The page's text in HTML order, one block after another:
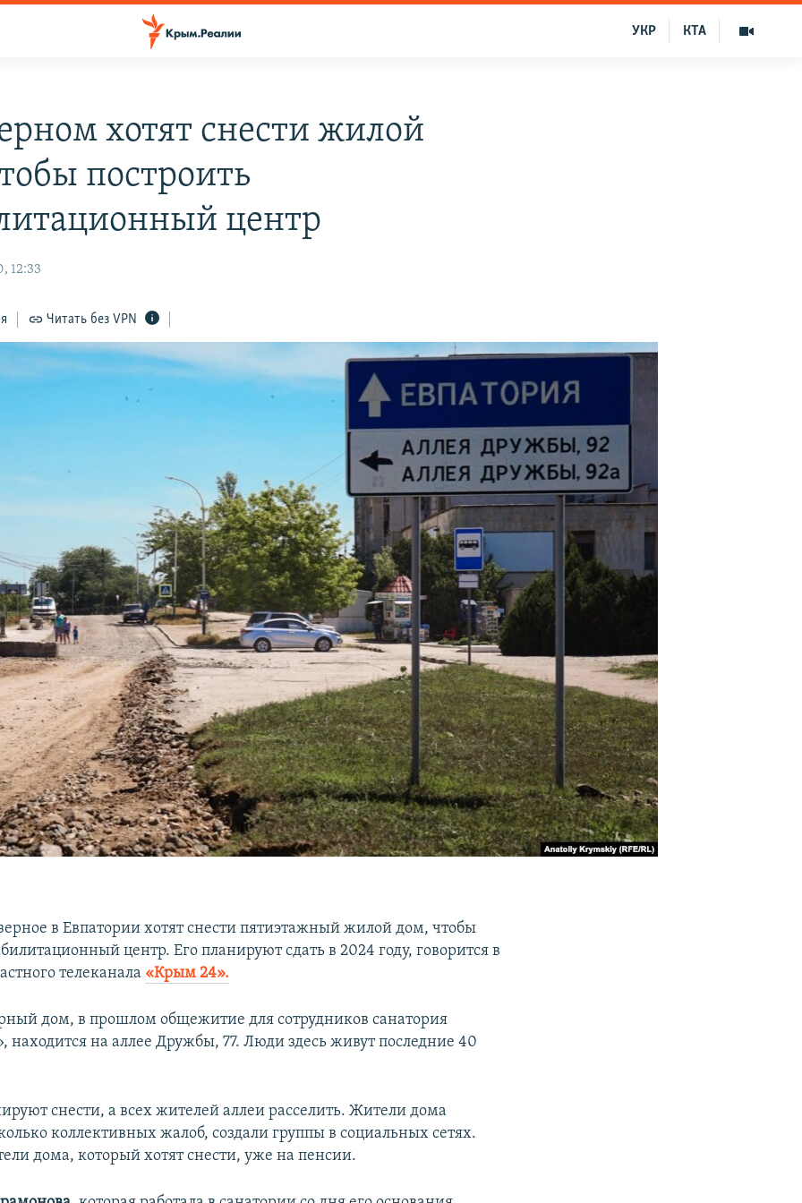
КТА
УКР
хотят снести жилой
построить
центр
12:33
Читать без VPN
в Евпатории хотят снести пятиэтажный жилой дом, чтобы
центр. Его планируют сдать в 2024 году, говорится в
телеканала «Крым 24».
дом, в прошлом общежитие для сотрудников санатория
находится на аллее Дружбы, 77. Люди здесь живут последние 40
снести, а всех жителей аллеи расселить. Жители дома
коллективных жалоб, создали группы в социальных сетях.
дома, который хотят снести, уже на пенсии.